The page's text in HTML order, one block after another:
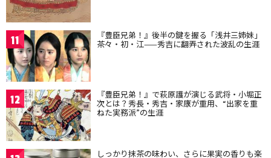
11 『豊臣兄弟！』後半の鍵を握る「浅井三姉妹」
茶々・初・江——秀吉に翻弄された波乱の生涯
12 『豊臣兄弟！』で萩原護が演じる武将・小堀正
次とは？秀長・秀吉・家康が重用、“出家を重
ねた実務派”の生涯
しっかり抹茶の味わい、さらに果実の香りも楽